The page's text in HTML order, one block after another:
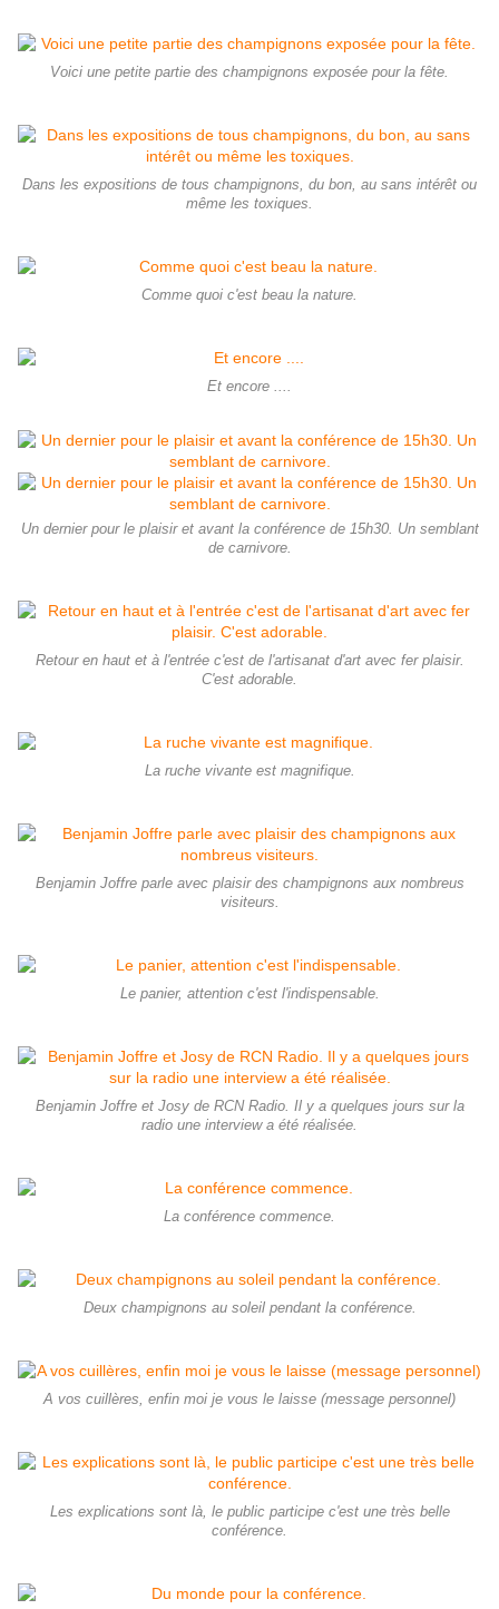
Voici une petite partie des champignons exposée pour la fête.
Dans les expositions de tous champignons, du bon, au sans intérêt ou
même les toxiques.
Comme quoi c'est beau la nature.
Et encore ....
Un dernier pour le plaisir et avant la conférence de 15h30. Un semblant
de carnivore.
Retour en haut et à l'entrée c'est de l'artisanat d'art avec fer plaisir.
C'est adorable.
La ruche vivante est magnifique.
Benjamin Joffre parle avec plaisir des champignons aux nombreus
visiteurs.
Le panier, attention c'est l'indispensable.
Benjamin Joffre et Josy de RCN Radio. Il y a quelques jours sur la
radio une interview a été réalisée.
La conférence commence.
Deux champignons au soleil pendant la conférence.
A vos cuillères, enfin moi je vous le laisse (message personnel)
Les explications sont là, le public participe c'est une très belle
conférence.